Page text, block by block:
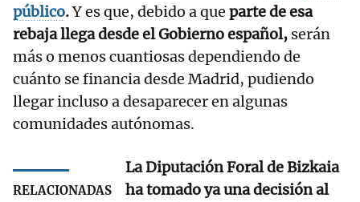
público.Y es que, debido a que parte de esa
rebaja llega desde el Gobierno español, serán
más o menos cuantiosas dependiendo de
cuánto se financia desde Madrid, pudiendo
llegar incluso a desaparecer en algunas
comunidades autónomas.
RELACIONADAS
La Diputación Foral de Bizkaia
ha tomado ya una decisión al